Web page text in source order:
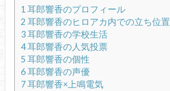
1 耳郎響香のプロフィール
2 耳郎響香のヒロアカ内での立ち位置
3耳郎響香の学校生活
4耳郎響香の人気投票
5 耳郎響香の個性
6耳郎響香の声優
7耳郎響香×上鳴電気